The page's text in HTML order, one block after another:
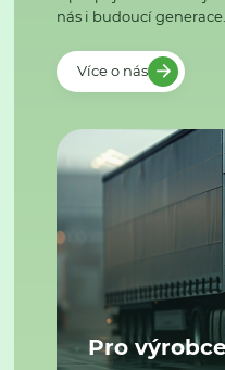
nás i budoucí generace.
Více o nás
Pro